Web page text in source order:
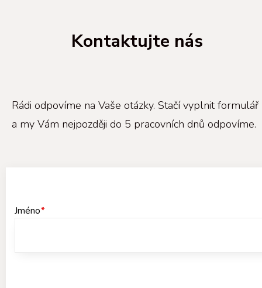
Kontaktujte nás
Rádi odpovíme na Vaše otázky. Stačí vyplnit formulář
a my Vám nejpozději do 5 pracovních dnů odpovíme.
Jméno*